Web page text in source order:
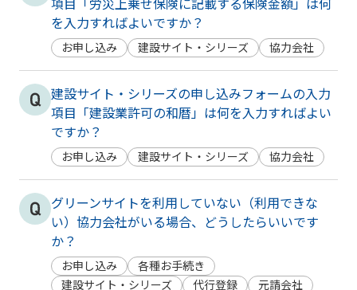
を入力すればよいですか？
お申し込み 建設サイト・シリーズ 協力会社
建設サイト・シリーズの申し込みフォームの入力
項目「建設業許可の和暦」は何を入力すればよい
ですか？
お申し込み 建設サイト・シリーズ 協力会社
グリーンサイトを利用していない（利用できな
い）協力会社がいる場合、どうしたらいいです
か？
お申し込み
各種お手続き
建設サイト・シリーズ
代行登録
元請会社